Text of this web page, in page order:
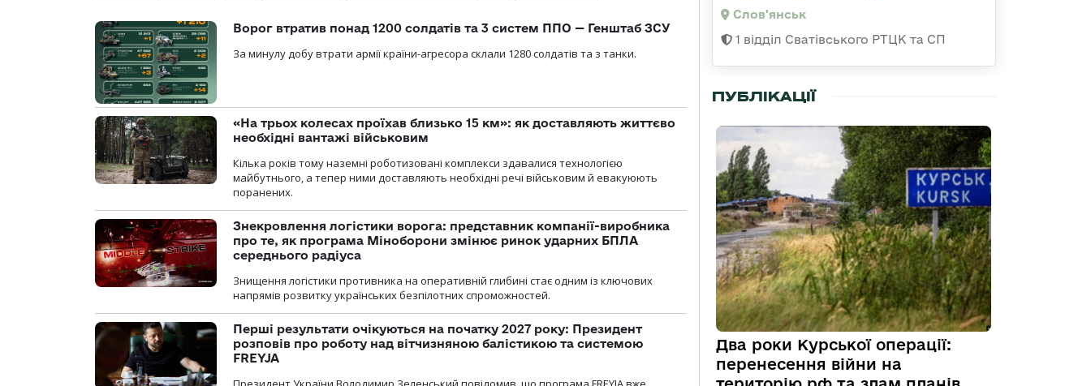
Ворог втратив понад 1200 солдатів та 3 систем ППО — Генштаб ЗСУ
За минулу добу втрати армії країни-агресора склали 1280 солдатів та з танки.
«На трьох колесах проїхав близько 15 км»: як доставляють життєво
необхідні вантажі військовим
Кілька років тому наземні роботизовані комплекси здавалися технологією
майбутнього, а тепер ними доставляють необхідні речі військовим й евакуюють
поранених.
Знекровлення логістики ворога: представник компанії-виробника
про те, як програма Міноборони змінює ринок ударних БПЛА
середнього радіуса
Знищення логістики противника на оперативній глибині стає одним із ключових
напрямів розвитку українських безпілотних спроможностей.
Перші результати очікуються на початку 2027 року: Президент
розповів про роботу над вітчизняною балістикою та системою
FREYJA
Слов'янськ
1 відділ Сватівського РТЦК та СП
ПУБЛІКАЦІЇ
Два роки Курської операції:
перенесення війни на